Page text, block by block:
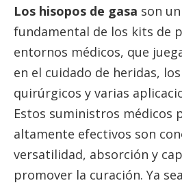
Los hisopos de gasa son
fundamental de los kits de
entornos médicos, que
en el cuidado de heridas,
quirúrgicos y varias
Estos suministros médicos
altamente efectivos son
versatilidad, absorción y
promover la curación. Ya